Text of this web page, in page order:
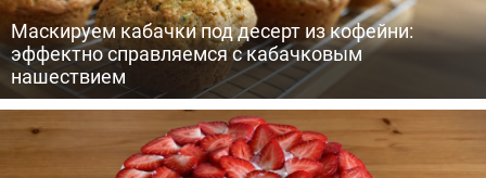
Маскируем кабачки под десерт из кофейни:
эффектно справляемся с кабачковым
нашествием